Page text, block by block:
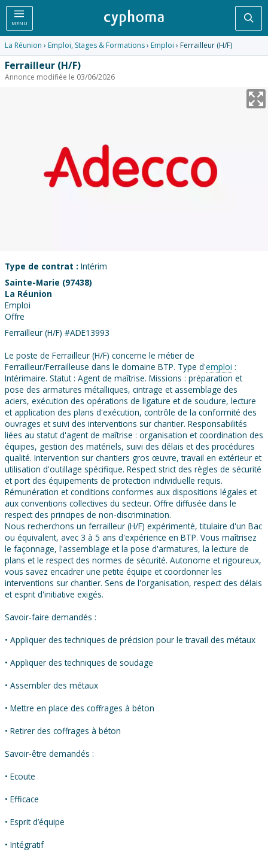
MENU
La Réunion › Emploi, Stages & Formations› Emploi › Ferrailleur (H/F)
Ferrailleur (H/F)
Annonce modifiée le 03/06/2026
Type de contrat : Intérim
Sainte-Marie (97438)
La Réunion
Emploi
Offre
Ferrailleur (H/F) #ADE13993
Le poste de Ferrailleur (H/F) concerne le métier de
Ferrailleur/Ferrailleuse dans le domaine BTP. Type d'emploi :
Intérimaire. Statut : Agent de maîtrise. Missions : préparation et
pose des armatures métalliques, cintrage et assemblage des
aciers, exécution des opérations de ligature et de soudure, lecture
et application des plans d'exécution, contrôle de la conformité des
ouvrages et suivi des interventions sur chantier. Responsabilités
liées au statut d'agent de maîtrise : organisation et coordination des
équipes, gestion des matériels, suivi des délais et des procédures
qualité. Intervention sur chantiers gros œuvre, travail en extérieur et
utilisation d'outillage spécifique. Respect strict des règles de sécurité
et port des équipements de protection individuelle requis.
Rémunération et conditions conformes aux dispositions légales et
aux conventions collectives du secteur. Offre diffusée dans le
respect des principes de non-discrimination.
Nous recherchons un ferrailleur (H/F) expérimenté, titulaire d'un Bac
ou équivalent, avec 3 à 5 ans d'expérience en BTP. Vous maîtrisez
le façonnage, l'assemblage et la pose d'armatures, la lecture de
plans et le respect des normes de sécurité. Autonome et rigoureux,
vous savez encadrer une petite équipe et coordonner les
interventions sur chantier. Sens de l'organisation, respect des délais
et esprit d'initiative exigés.
Savoir-faire demandés :
• Appliquer des techniques de précision pour le travail des métaux
• Appliquer des techniques de soudage
• Assembler des métaux
• Mettre en place des coffrages à béton
• Retirer des coffrages à béton
Savoir-être demandés :
• Ecoute
• Efficace
• Esprit d’équipe
• Intégratif